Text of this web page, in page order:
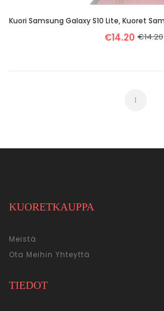
€14.20 €14.20
1
KUORETKAUPPA
Meistä
Ota Meihin Yhteyttä
TIEDOT